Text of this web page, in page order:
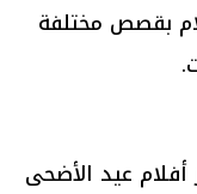
بقصص مختلفة
عيد الأضحى